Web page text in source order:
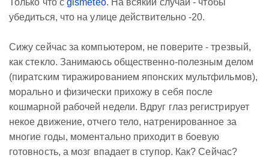
Только что сgismeteo. На всякий случай - чтобы
убедиться, что на улице действительно -20.
Сижу сейчас за компьютером, не поверите - трезвый,
как стекло. Занимаюсь общественно-полезным делом
(пиратским тиражированием японских мультфильмов),
морально и физически прихожу в себя после
кошмарной рабочей недели. Вдруг глаз регистрирует
некое движение, отчего тело, натренированное за
многие годы, моментально приходит в боевую
готовность, а мозг впадает в ступор. Как? Сейчас?